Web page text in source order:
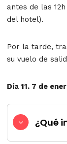
antes de las
del hotel).
Por la tarde,
su vuelo de
Día 11. 7 de
¿Qué